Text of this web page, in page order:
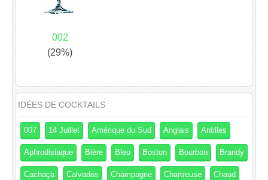
002
(29%)
IDÉES DE COCKTAILS
007 14 Juillet Amérique du Sud Anglais Antilles
Aphrodisiaque Bière Bleu Boston Bourbon Brandy
Cachaça Calvados Champagne Chartreuse Chaud